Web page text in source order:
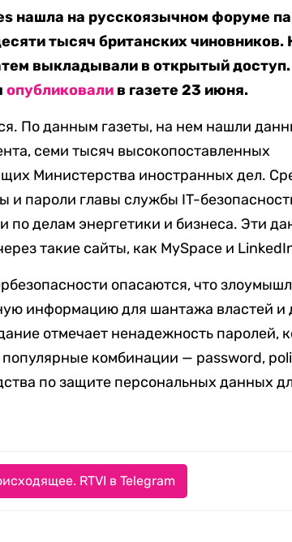
нашла на русскоязычном форуме
тысяч британских чиновников.
выкладывали в открытый доступ.
опубликовали в газете 23 июня.
По данным газеты, на нем нашли
семи тысяч высокопоставленных
Министерства иностранных дел.
и пароли главы службы IT-
по делам энергетики и бизнеса. Эти
такие сайты, как MySpace и
опасаются, что
информацию для шантажа властей и
отмечает ненадежность паролей,
комбинации — password,
по защите персональных данных
RTVI в Telegram